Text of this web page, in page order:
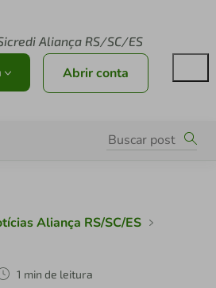
Aliança RS/SC/ES
Abrir conta
Aliança RS/SC/ES
1 min de leitura